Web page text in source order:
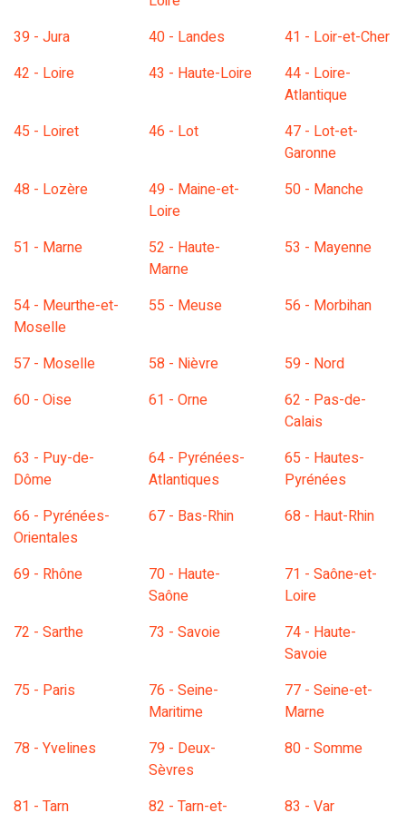
39 - Jura
40 - Landes
41 - Loir-et-Cher
42 - Loire
43 - Haute-Loire
44 - Loire-
Atlantique
45 - Loiret
46 - Lot
47 - Lot-et-
Garonne
48 - Lozère
49 - Maine-et-
Loire
50 - Manche
51 - Marne
52 - Haute-
Marne
53 - Mayenne
54 - Meurthe-et-
Moselle
55 - Meuse 56 - Morbihan
57 - Moselle 58 - Nièvre
59 - Nord
60 - Oise
61 - Orne
62 - Pas-de-
Calais
63 - Puy-de-
Dôme
64 - Pyrénées-
Atlantiques
65 - Hautes-
Pyrénées
66 - Pyrénées-
Orientales
67 - Bas-Rhin 68 - Haut-Rhin
69 - Rhône
70 - Haute-
Saône
71 - Saône-et-
Loire
72 - Sarthe
73 - Savoie
74 - Haute-
Savoie
75 - Paris
76 - Seine-
Maritime
77 - Seine-et-
Marne
78 - Yvelines
79 - Deux-
Sèvres
80 - Somme
81 - Tarn 82 - Tarn-et- 83 - Var